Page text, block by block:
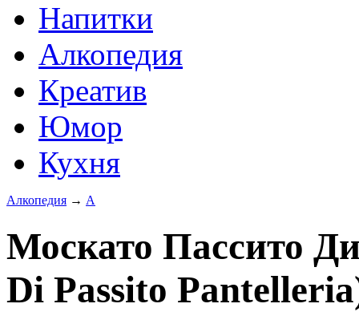
Напитки
Алкопедия
Креатив
Юмор
Кухня
Алкопедия → А
Москато Пассито
Di Passito